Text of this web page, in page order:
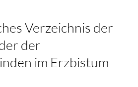
Verzeichnis der
der
im Erzbistum